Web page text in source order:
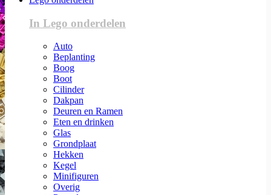
In Lego onderdelen
Auto
Beplanting
Boog
Boot
Cilinder
Dakpan
Deuren en Ramen
Eten en drinken
Glas
Grondplaat
Hekken
Kegel
Minifiguren
Overig